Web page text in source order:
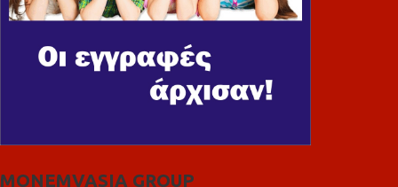
MONEMVASIA GROUP